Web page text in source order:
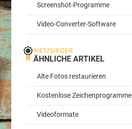
Screenshot-Programme
Video-Converter-Software
ÄHNLICHE ARTIKEL
Alte Fotos restaurieren
Kostenlose Zeichenprogramme
Videoformate